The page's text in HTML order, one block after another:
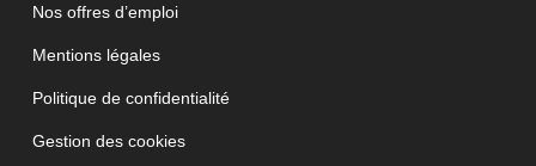
Nos offres d’emploi
Mentions légales
Politique de confidentialité
Gestion des cookies